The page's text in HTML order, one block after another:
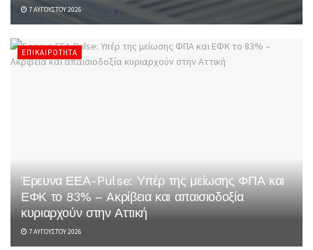
7 ΑΥΓΟΎΣΤΟΥ 2026
ΕΠΙΚΑΙΡΌΤΗΤΑ
Έρευνα ΕΕΑ-Pulse: Υπέρ της μείωσης ΦΠΑ και
ΕΦΚ το 83% – Aκρίβεια και απαισιοδοξία
κυριαρχούν στην Αττική
7 ΑΥΓΟΎΣΤΟΥ 2026